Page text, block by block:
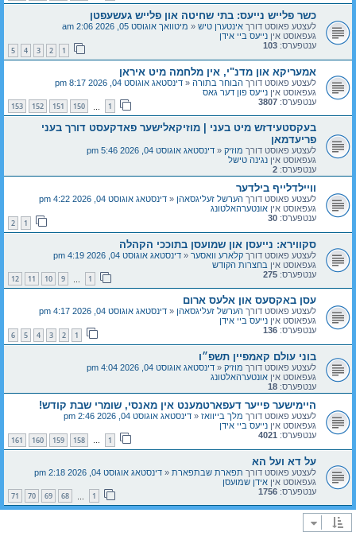
כשר פלייש נייעס: בתי שחיטה און פלייש געשעפטן
לעצטע פאוסט דורך אינטערן טיש « מיטוואך אוגוסט 05, 2026 2:06 am
געפאוסט אין נייעס ביי אידן
ענטפערס: 103
1
2
3
4
5
אמעריקא און מדנ"י, אין מלחמה מיט איראן
לעצטע פאוסט דורך הבוחר בתורה « דינסטאג אוגוסט 04, 2026 8:17 pm
געפאוסט אין נייעס פון דער גאס
ענטפערס: 3807
1
150
151
152
153
בעקסטעידזש מיט בעני | מוזיקאלישער פאדקעסט דורך בעני
פריעדמאן
לעצטע פאוסט דורך מוזיק « דינסטאג אוגוסט 04, 2026 5:46 pm
געפאוסט אין נגינה טישל
ענטפערס: 2
וויילדלייף בילדער
לעצטע פאוסט דורך הערשל זעליגסאהן « דינסטאג אוגוסט 04, 2026 4:22 pm
געפאוסט אין אונטערהאלטונג
ענטפערס: 30
1
2
סקווירא: נייעסן און שמועסן בתוככי הקהלה
לעצטע פאוסט דורך קלארע וואסער « דינסטאג אוגוסט 04, 2026 4:19 pm
געפאוסט אין בחצרות הקודש
ענטפערס: 275
1
9
10
11
12
עסן באקסעס און אלעס ארום
לעצטע פאוסט דורך הערשל זעליגסאהן « דינסטאג אוגוסט 04, 2026 4:17 pm
געפאוסט אין נייעס ביי אידן
ענטפערס: 136
1
2
3
4
5
6
בוני עולם קאמפיין תשפ״ו
לעצטע פאוסט דורך מוזיק « דינסטאג אוגוסט 04, 2026 4:04 pm
געפאוסט אין אונטערהאלטונג
ענטפערס: 18
היימישער פייער דעפארטמענט אין מאנסי, שומרי שבת קודש!
לעצטע פאוסט דורך מלך בייוואז « דינסטאג אוגוסט 04, 2026 2:46 pm
געפאוסט אין נייעס ביי אידן
ענטפערס: 4021
1
…
158
159
160
161
על דא ועל הא
לעצטע פאוסט דורך תפארת שבתפארת « דינסטאג אוגוסט 04, 2026 2:18 pm
געפאוסט אין אידן שמועסן
ענטפערס: 1756
1
68
69
70
71